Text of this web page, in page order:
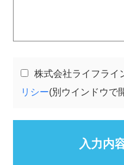
株式会社ライフライ
リシー(別ウインドウで